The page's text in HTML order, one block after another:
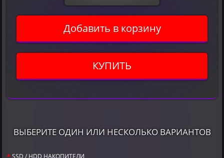
Добавить в корзину
КУПИТЬ
ВЫБЕРИТЕ ОДИН ИЛИ НЕСКОЛЬКО ВАРИАНТОВ
SSD / HDD НАКОПИТЕЛИ